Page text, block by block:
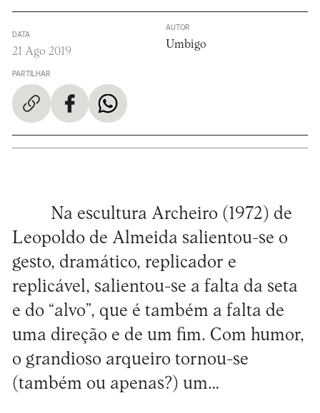
DATA
21 Ago 2019
PARTILHAR
AUTOR
Umbigo
Na escultura Archeiro (1972) de
Leopoldo de Almeida salientou-se o
gesto, dramático, replicador e
replicável, salientou-se a falta da seta
e do “alvo”, que é também a falta de
uma direção e de um fim. Com humor,
o grandioso arqueiro tornou-se
(também ou apenas?) um…